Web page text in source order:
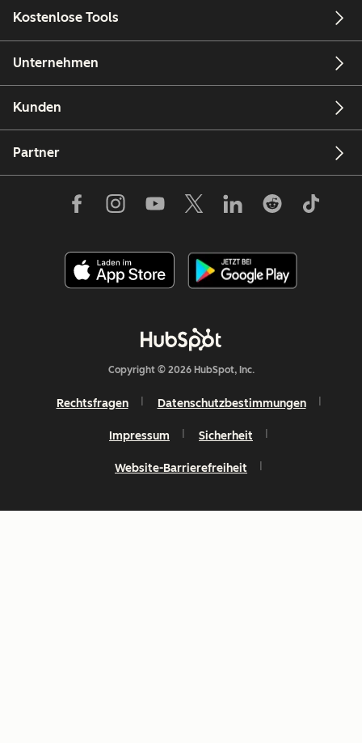
Kostenlose Tools
Unternehmen
Kunden
Partner
Copyright © 2026 HubSpot, Inc.
Rechtsfragen Datenschutzbestimmungen
Impressum Sicherheit
Website-Barrierefreiheit